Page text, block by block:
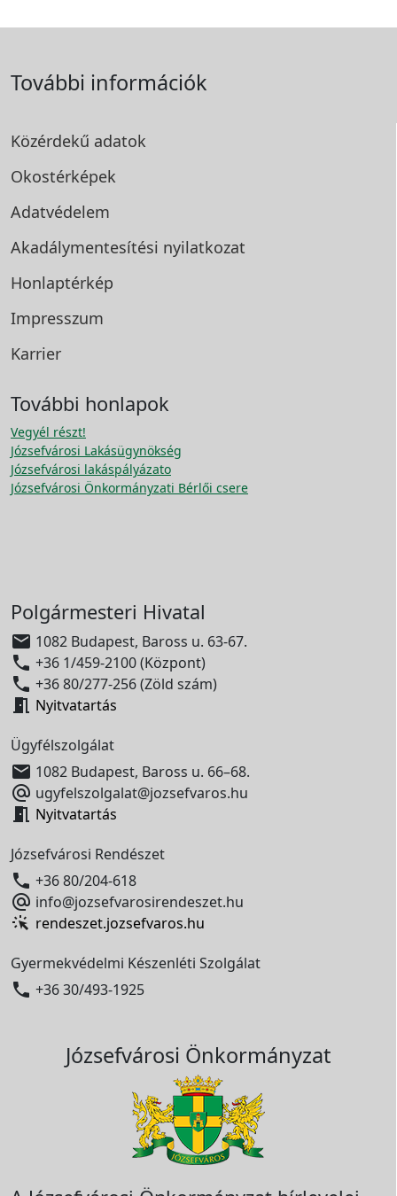
További információk
Közérdekű adatok
Okostérképek
Adatvédelem
Akadálymentesítési nyilatkozat
Honlaptérkép
Impresszum
Karrier
További honlapok
Vegyél részt!
Józsefvárosi Lakásügynökség
Józsefvárosi lakáspályázato
Józsefvárosi Önkormányzati Bérlői csere
Polgármesteri Hivatal
 1082 Budapest, Baross u. 63-67.
 +36 1/459-2100 (Központ)
 +36 80/277-256 (Zöld szám)
 Nyitvatartás
Ügyfélszolgálat
 1082 Budapest, Baross u. 66–68.
 ugyfelszolgalat@jozsefvaros.hu
 Nyitvatartás
Józsefvárosi Rendészet
 +36 80/204-618
 info@jozsefvarosirendeszet.hu
rendeszet.jozsefvaros.hu
Gyermekvédelmi Készenléti Szolgálat
 +36 30/493-1925
Józsefvárosi Önkormányzat